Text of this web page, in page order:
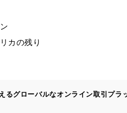
カの残り
グローバルなオンライン取引プラ